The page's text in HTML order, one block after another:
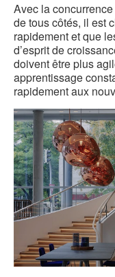
Avec la
de tous côtés, il est
rapidement et que
d’esprit de
doivent être plus
apprentissage
rapidement aux